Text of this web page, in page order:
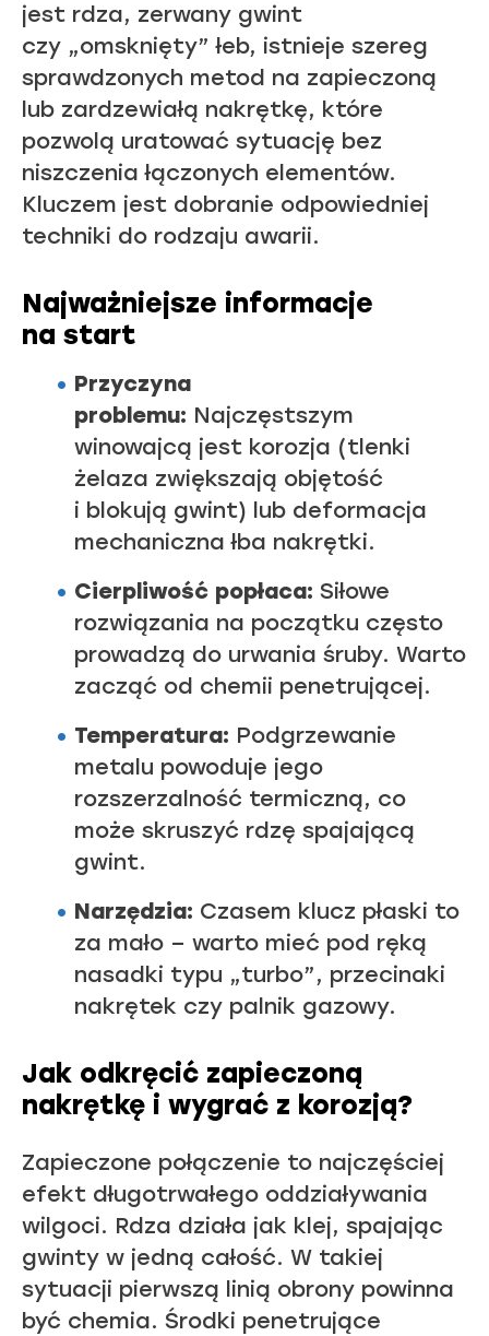
jest rdza, zerwany gwint
czy „omsknięty” łeb, istnieje szereg
sprawdzonych metod na zapieczoną
lub zardzewiałą nakrętkę, które
pozwolą uratować sytuację bez
niszczenia łączonych elementów.
Kluczem jest dobranie odpowiedniej
techniki do rodzaju awarii.
Najważniejsze informacje
na start
Przyczyna
problemu: Najczęstszym
winowajcą jest korozja (tlenki
żelaza zwiększają objętość
i blokują gwint) lub deformacja
mechaniczna łba nakrętki.
Cierpliwość popłaca: Siłowe
rozwiązania na początku często
prowadzą do urwania śruby. Warto
zacząć od chemii penetrującej.
Temperatura: Podgrzewanie
metalu powoduje jego
rozszerzalność termiczną, co
może skruszyć rdzę spajającą
gwint.
Narzędzia: Czasem klucz płaski to
za mało – warto mieć pod ręką
nasadki typu „turbo”, przecinaki
nakrętek czy palnik gazowy.
Jak odkręcić zapieczoną
nakrętkę i wygrać z korozją?
Zapieczone połączenie to najczęściej
efekt długotrwałego oddziaływania
wilgoci. Rdza działa jak klej, spajając
gwinty w jedną całość. W takiej
sytuacji pierwszą linią obrony powinna
być chemia. Środki penetrujące